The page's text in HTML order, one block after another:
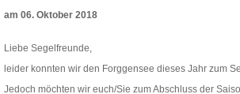
am 06. Oktober 2018
Liebe Segelfreunde,
leider konnten wir den Forggensee dieses Jahr zum
Jedoch möchten wir euch/Sie zum Abschluss der